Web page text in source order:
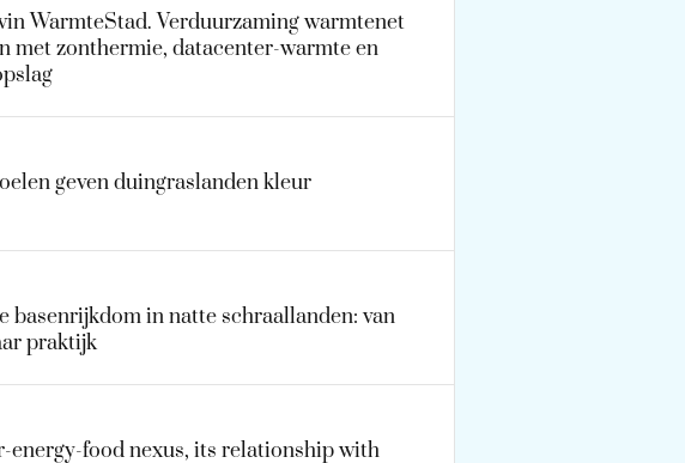
WarmteStad. Verduurzaming warmtenet
met zonthermie, datacenter-warmte en
geven duingraslanden kleur
basenrijkdom in natte schraallanden: van
praktijk
energy-food nexus, its relationship with